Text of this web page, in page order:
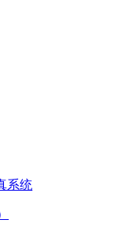
系统